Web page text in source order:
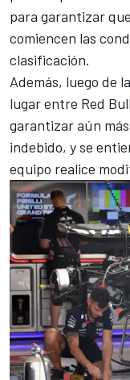
para garantizar
comiencen las
clasificación.
Además, luego de
lugar entre Red
garantizar aún
indebido, y se
equipo realice